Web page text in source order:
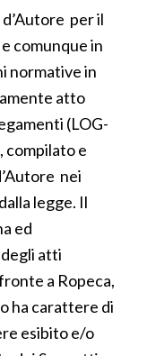
per il
comunque in
normative in
atto
(LOG-
e
nei
legge. Il
ed
atti
a Ropeca,
ha carattere di
esibito e/o